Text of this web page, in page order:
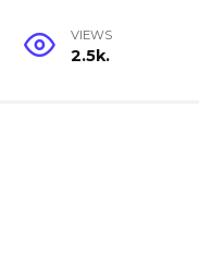
VIEWS
2.5k.